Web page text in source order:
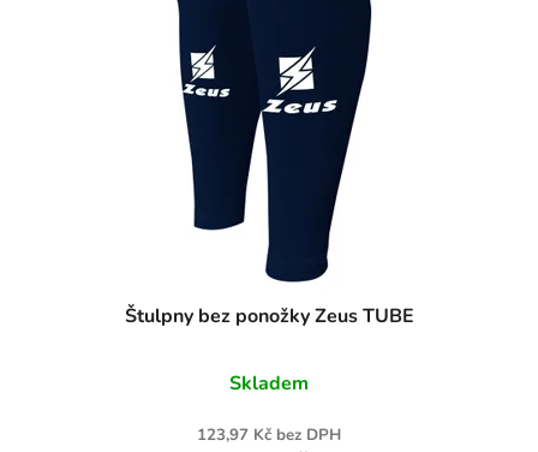
Štulpny bez ponožky Zeus TUBE
Skladem
123,97 Kč bez DPH